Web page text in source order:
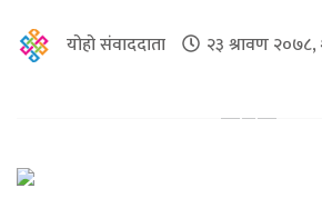
योहो संवाददाता २३ श्रावण २०७८,